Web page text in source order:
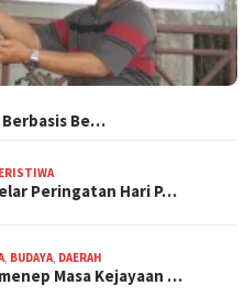
Be…
Peringatan Hari P…
, BUDAYA, DAERAH
Masa Kejayaan …